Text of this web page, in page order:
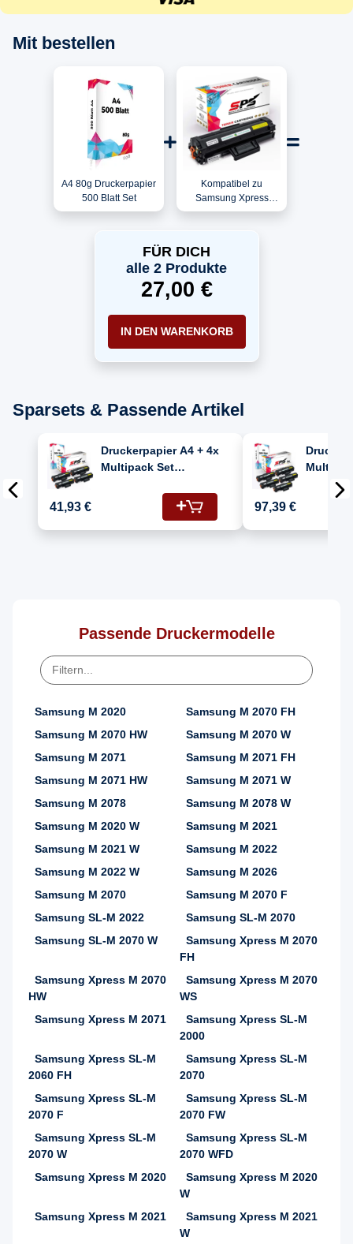
Mit bestellen
A4 80g Druckerpapier
500 Blatt Set
Kompatibel zu
Samsung Xpress
M2070HW Toner
FÜR DICH
alle 2 Produkte
27,00 €
IN DEN WARENKORB
Sparsets & Passende Artikel
Druckerpapier A4 + 4x
Multipack Set
Samsung Xpress M
2070 HW (MLT-
D111L/111L) Toner
41,93 €
D111L/
97,39 €
Passende Druckermodelle
Samsung M 2020
Samsung M 2070 FH
Samsung M 2070 HW
Samsung M 2070 W
Samsung M 2071
Samsung M 2071 FH
Samsung M 2071 HW
Samsung M 2071 W
Samsung M 2078
Samsung M 2078 W
Samsung M 2020 W
Samsung M 2021
Samsung M 2021 W
Samsung M 2022
Samsung M 2022 W
Samsung M 2026
Samsung M 2070
Samsung M 2070 F
Samsung SL-M 2022
Samsung SL-M 2070
Samsung SL-M 2070 W
Samsung Xpress M 2070
FH
Samsung Xpress M 2070
HW
Samsung Xpress M 2070
WS
Samsung Xpress M 2071
Samsung Xpress SL-M
2000
Samsung Xpress SL-M
2060 FH
Samsung Xpress SL-M
2070
Samsung Xpress SL-M
2070 F
Samsung Xpress SL-M
2070 FW
Samsung Xpress SL-M
2070 W
Samsung Xpress SL-M
2070 WFD
Samsung Xpress M 2020
Samsung Xpress M 2020
W
Samsung Xpress M 2021
Samsung Xpress M 2021
W